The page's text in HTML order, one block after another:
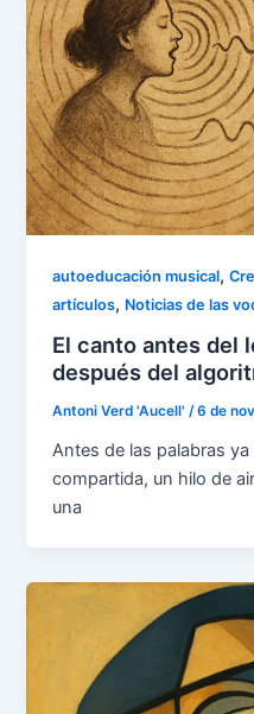
autoeducación musical,
artículos, Noticias de las
El canto antes del
después del
Antoni Verd 'Aucell'/6 de
Antes de las palabras
compartida, un hilo de
una